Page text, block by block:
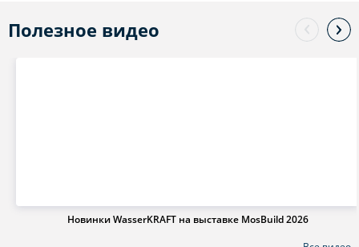
Полезное видео
Новинки WasserKRAFT на выставке MosBuild 2026